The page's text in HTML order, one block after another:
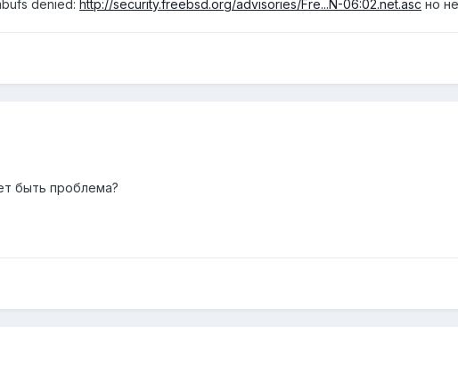
denied: http://security.freebsd.org/advisories/Fre...N-06:02.net.asc но
быть проблема?